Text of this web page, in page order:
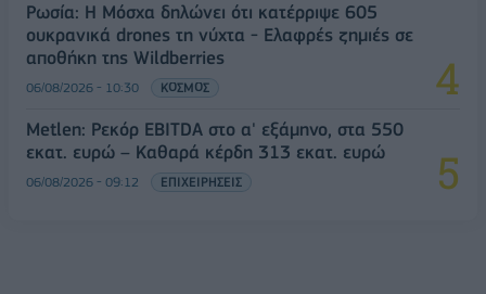
Ρωσία: Η Μόσχα δηλώνει ότι κατέρριψε 605
ουκρανικά drones τη νύχτα - Ελαφρές ζημιές σε
αποθήκη της Wildberries
06/08/2026 - 10:30 ΚΟΣΜΟΣ
Metlen: Ρεκόρ EBITDA στο α' εξάμηνο, στα 550
εκατ. ευρώ – Καθαρά κέρδη 313 εκατ. ευρώ
06/08/2026 - 09:12 ΕΠΙΧΕΙΡΗΣΕΙΣ